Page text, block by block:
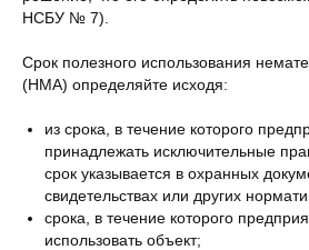
НСБУ № 7).
Срок полезного использования
(НМА) определяйте исходя:
из срока, в течение которого
принадлежать исключительные
срок указывается в охранных
свидетельствах или других
срока, в течение которого
использовать объект;